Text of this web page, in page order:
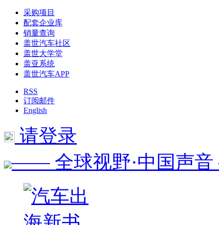
采购项目
配套企业库
销量查询
盖世汽车社区
盖世大学堂
盖亚系统
盖世汽车APP
RSS
订阅邮件
English
请登录
—— 全球视野·中国声